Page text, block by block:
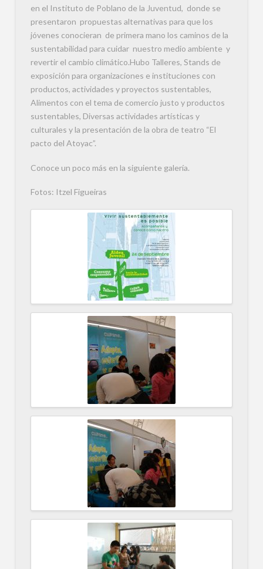
en el Instituto de Poblano de la Juventud, donde se
presentaron propuestas alternativas para que los
jóvenes conocieran de primera mano los caminos de la
sustentabilidad para cuidar nuestro medio ambiente y
revertir el cambio climático.Hubo Talleres, Stands de
exposición para organizaciones e instituciones con
productos, actividades y proyectos sustentables,
Alimentos con el tema de comercio justo y productos
sustentables, Diversas actividades artísticas y
culturales y la presentación de la obra de teatro “El
pacto del Atoyac”.
Conoce un poco más en la siguiente galería.
Fotos: Itzel Figueiras